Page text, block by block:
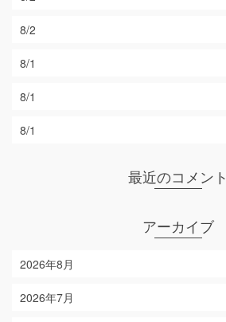
8/2
8/1
8/1
8/1
最近のコメント
アーカイブ
2026年8月
2026年7月